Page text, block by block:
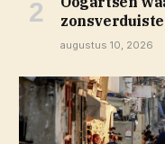
augustus 10, 2026